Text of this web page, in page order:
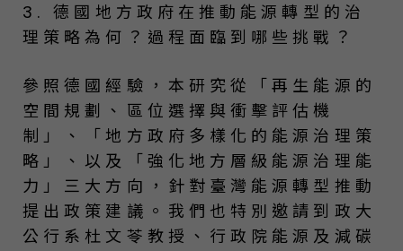
3. 德國地方政府在推動能源轉型的治
理策略為何？過程面臨到哪些挑戰？
參照德國經驗，本研究從「再生能源的
空間規劃、區位選擇與衝擊評估機
制」、「地方政府多樣化的能源治理策
略」、以及「強化地方層級能源治理能
力」三大方向，針對臺灣能源轉型推動
提出政策建議。我們也特別邀請到政大
公行系杜文苓教授、行政院能源及減碳